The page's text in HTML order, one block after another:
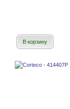
В корзину